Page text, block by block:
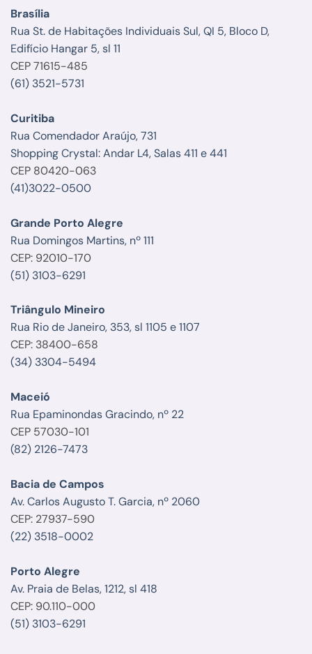
Brasília
Rua St. de Habitações Individuais Sul, QI 5, Bloco D,
Edifício Hangar 5, sl 11
CEP 71615-485
(61) 3521-5731
Curitiba
Rua Comendador Araújo, 731
Shopping Crystal: Andar L4, Salas 411 e 441
CEP 80420-063
(41)3022-0500
Grande Porto Alegre
Rua Domingos Martins, nº 111
CEP: 92010-170
(51) 3103-6291
Triângulo Mineiro
Rua Rio de Janeiro, 353, sl 1105 e 1107
CEP: 38400-658
(34) 3304-5494
Maceió
Rua Epaminondas Gracindo, nº 22
CEP 57030-101
(82) 2126-7473
Bacia de Campos
Av. Carlos Augusto T. Garcia, nº 2060
CEP: 27937-590
(22) 3518-0002
Porto Alegre
Av. Praia de Belas, 1212, sl 418
CEP: 90.110-000
(51) 3103-6291